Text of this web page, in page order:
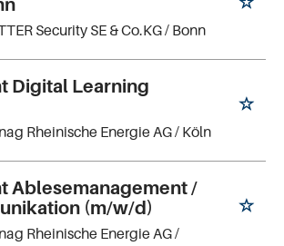
Security SE & Co.KG/ Bonn
Digital Learning
Rheinische Energie AG/ Köln
Ablesemanagement /
(m/w/d)
Rheinische Energie AG/